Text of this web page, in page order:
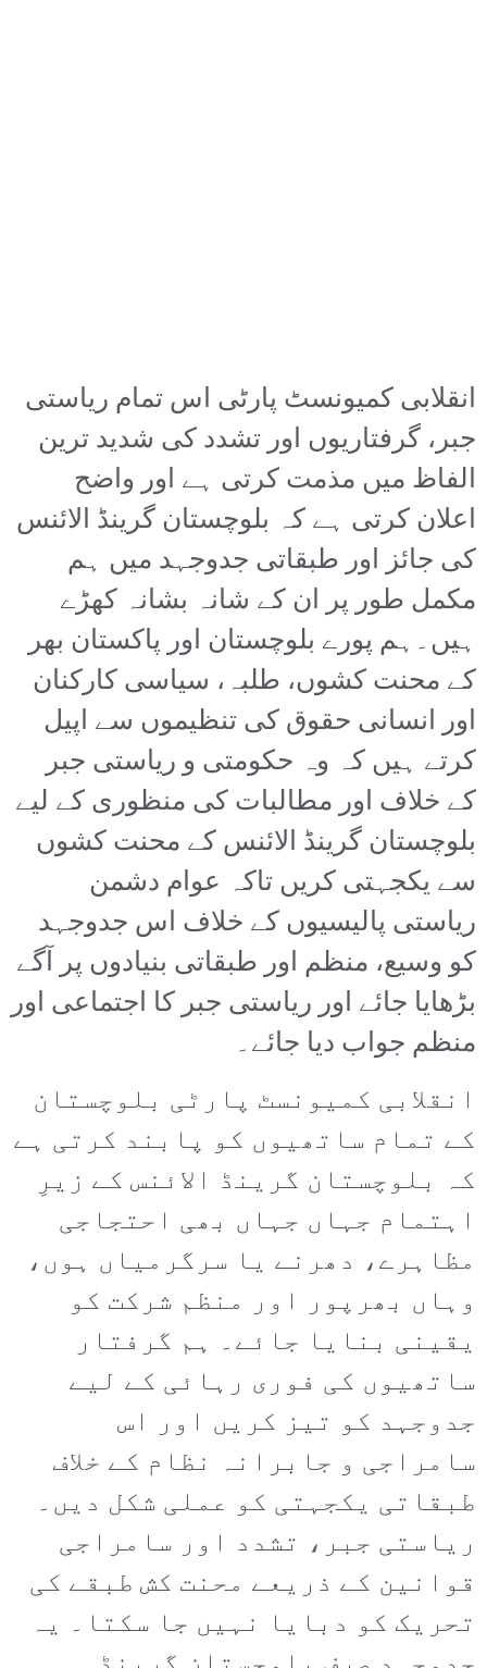
انقلابی کمیونسٹ پارٹی اس تمام ریاستی
جبر، گرفتاریوں اور تشدد کی شدید ترین
الفاظ میں مذمت کرتی ہے اور واضح
اعلان کرتی ہے کہ بلوچستان گرینڈ الائنس
کی جائز اور طبقاتی جدوجہد میں ہم
مکمل طور پر ان کے شانہ بشانہ کھڑے
ہیں۔ہم پورے بلوچستان اور پاکستان بھر
کے محنت کشوں، طلبہ، سیاسی کارکنان
اور انسانی حقوق کی تنظیموں سے اپیل
کرتے ہیں کہ وہ حکومتی و ریاستی جبر
کے خلاف اور مطالبات کی منظوری کے لیے
بلوچستان گرینڈ الائنس کے محنت کشوں
سے یکجہتی کریں تاکہ عوام دشمن
ریاستی پالیسیوں کے خلاف اس جدوجہد
کو وسیع، منظم اور طبقاتی بنیادوں پر آگے
بڑھایا جائے اور ریاستی جبر کا اجتماعی اور
منظم جواب دیا جائے۔
انقلابی کمیونسٹ پارٹی بلوچستان
کے تمام ساتھیوں کو پابند کرتی ہے
کہ بلوچستان گرینڈ الائنس کے زیرِ
اہتمام جہاں جہاں بھی احتجاجی
مظاہرے، دھرنے یا سرگرمیاں ہوں،
وہاں بھرپور اور منظم شرکت کو
یقینی بنایا جائے۔ ہم گرفتار
ساتھیوں کی فوری رہائی کے لیے
جدوجہد کو تیز کریں اور اس
سامراجی و جابرانہ نظام کے خلاف
طبقاتی یکجہتی کو عملی شکل دیں۔
ریاستی جبر، تشدد اور سامراجی
قوانین کے ذریعے محنت کش طبقے کی
تحریک کو دبایا نہیں جا سکتا۔ یہ